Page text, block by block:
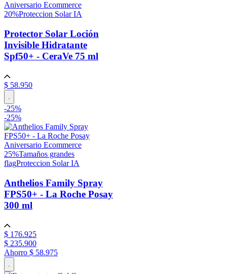
Aniversario Ecommerce
20%Proteccion Solar IA
Protector Solar Loción
Invisible Hidratante
Spf50+ - CeraVe 75 ml
$ 58.950
-25%
-25%
Aniversario Ecommerce
25%Tamaños grandes
flagProteccion Solar IA
Anthelios Family Spray
FPS50+ - La Roche Posay
300 ml
$ 176.925
$ 235.900
Ahorro $ 58.975